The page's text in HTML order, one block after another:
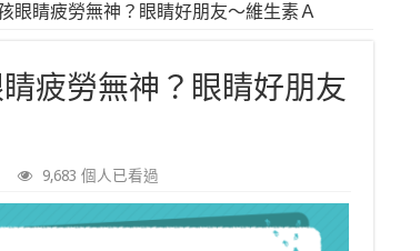
眼睛疲勞無神？眼睛好朋友～維生素Ａ
疲勞無神？眼睛好朋友
9,683 個人已看過